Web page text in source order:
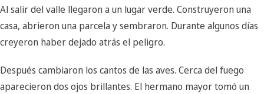
Al salir del valle llegaron a un lugar verde. Construyeron una
casa, abrieron una parcela y sembraron. Durante algunos días
creyeron haber dejado atrás el peligro.
Después cambiaron los cantos de las aves. Cerca del fuego
aparecieron dos ojos brillantes. El hermano mayor tomó un